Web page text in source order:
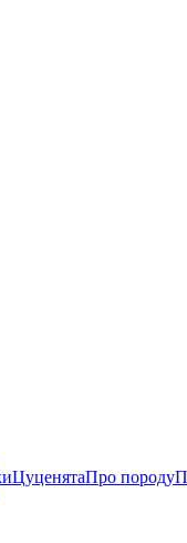
ЦуценятаПро породу